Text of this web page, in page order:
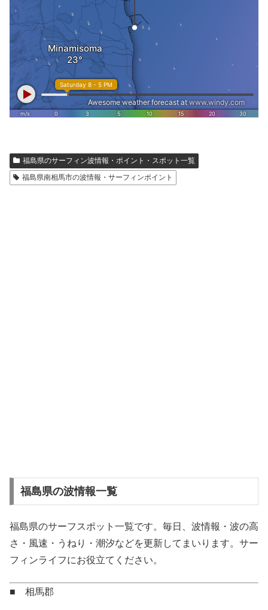
福島県のサーフィン波情報・ポイント・スポット一覧
福島県南相馬市の波情報・サーフィンポイント
福島県の波情報一覧
福島県のサーフスポット一覧です。毎日、波情報・波の高
さ・風速・うねり・潮汐などを更新してまいります。サー
フィンライフにお役立てください。
■ 相馬郡